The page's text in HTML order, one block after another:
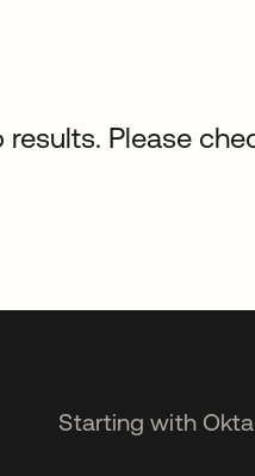
results. Please
Starting with Okta